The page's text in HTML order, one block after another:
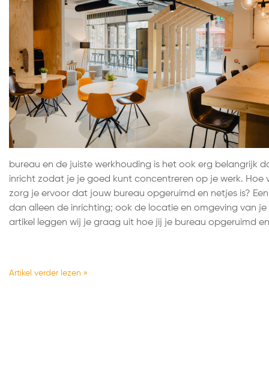
bureau en de juiste werkhouding is het ook erg belangrijk
inricht zodat je je goed kunt concentreren op je werk. Hoe
zorg je ervoor dat jouw bureau opgeruimd en netjes is?
dan alleen de inrichting; ook de locatie en omgeving van
artikel leggen wij je graag uit hoe jij je bureau opgeruimd
Artikel verder lezen »